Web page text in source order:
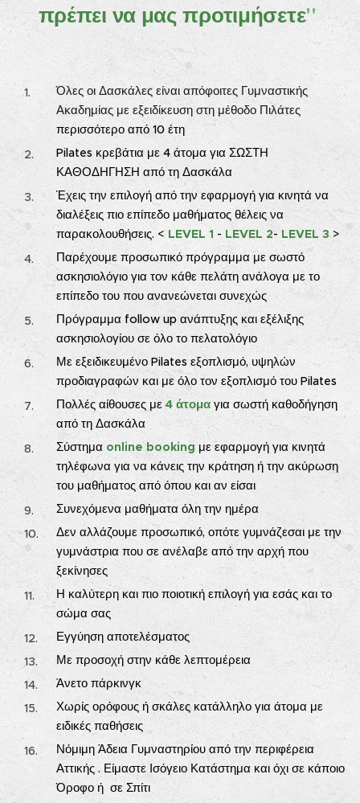
πρέπει να μας προτιμήσετε''
Όλες οι Δασκάλες είναι απόφοιτες Γυμναστικής
Ακαδημίας με εξειδίκευση στη μέθοδο Πιλάτες
περισσότερο από 10 έτη
Pilates κρεβάτια με 4 άτομα για ΣΩΣΤΗ
ΚΑΘΟΔΗΓΗΣΗ από τη Δασκάλα
Έχεις την επιλογή από την εφαρμογή για κινητά να
διαλέξεις πιο επίπεδο μαθήματος θέλεις να
παρακολουθήσεις. < LEVEL 1 - LEVEL 2- LEVEL 3>
Παρέχουμε προσωπικό πρόγραμμα με σωστό
ασκησιολόγιο για τον κάθε πελάτη ανάλογα με το
επίπεδο του που ανανεώνεται συνεχώς
Πρόγραμμα follow up ανάπτυξης και εξέλιξης
ασκησιολογίου σε όλο το πελατολόγιο
Με εξειδικευμένο Pilates εξοπλισμό, υψηλών
προδιαγραφών και με όλο τον εξοπλισμό του Pilates
Πολλές αίθουσες με4 άτομαγια σωστή καθοδήγηση
από τη Δασκάλα
Σύστημα online bookingμε εφαρμογή για κινητά
τηλέφωνα για να κάνεις την κράτηση ή την ακύρωση
του μαθήματος από όπου και αν είσαι
Συνεχόμενα μαθήματα όλη την ημέρα
Δεν αλλάζουμε προσωπικό, οπότε γυμνάζεσαι με την
γυμνάστρια που σε ανέλαβε από την αρχή που
ξεκίνησες
Η καλύτερη και πιο ποιοτική επιλογή για εσάς και το
σώμα σας
Εγγύηση αποτελέσματος
Με προσοχή στην κάθε λεπτομέρεια
Άνετο πάρκινγκ
Χωρίς ορόφους ή σκάλες κατάλληλο για άτομα με
ειδικές παθήσεις
Νόμιμη Άδεια Γυμναστηρίου από την περιφέρεια
Αττικής . Είμαστε Ισόγειο Κατάστημα και όχι σε κάποιο
Όροφο ή σε Σπίτι